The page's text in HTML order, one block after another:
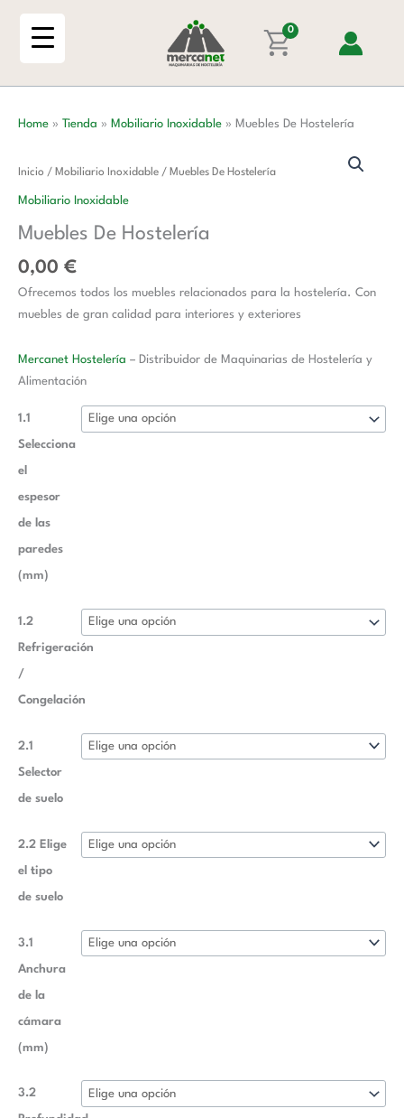
0
Home » Tienda » Mobiliario Inoxidable » Muebles De Hostelería
Inicio / Mobiliario Inoxidable / Muebles De Hostelería
Mobiliario Inoxidable
Muebles De Hostelería
0,00 €
Ofrecemos todos los muebles relacionados para la hostelería. Con
muebles de gran calidad para interiores y exteriores
Mercanet Hostelería – Distribuidor de Maquinarias de Hostelería y
Alimentación
1.1
Selecciona
el
espesor
de las
paredes
(mm)
1.2
Refrigeración
/
Congelación
2.1
Selector
de suelo
2.2 Elige
el tipo
de suelo
3.1
Anchura
de la
cámara
(mm)
3.2
Muebles
De
cantidad